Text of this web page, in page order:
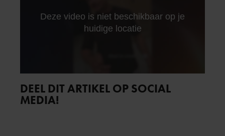
DEEL DIT ARTIKEL OP SOCIAL
MEDIA!